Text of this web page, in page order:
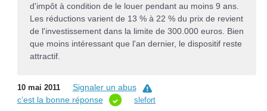
d'impôt à condition de le louer pendant au moins 9 ans.
Les réductions varient de 13 % à 22 % du prix de revient
de l'investissement dans la limite de 300.000 euros. Bien
que moins intéressant que l'an dernier, le dispositif reste
attractif.
10 mai 2011
Signaler un abus
c’est la bonne réponse
slefort